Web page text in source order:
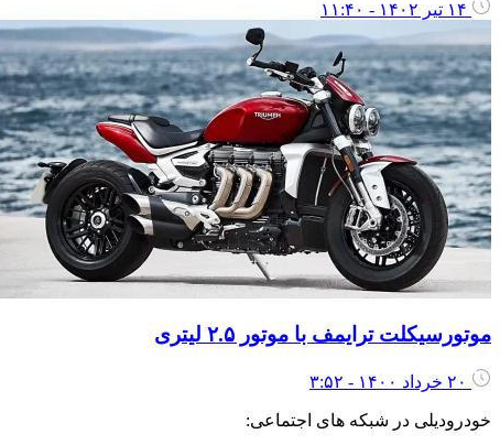
موتورسیکلت ترایمف با موتور ۲.۵ لیتری
خودرودیلی در شبکه های اجتماعی: